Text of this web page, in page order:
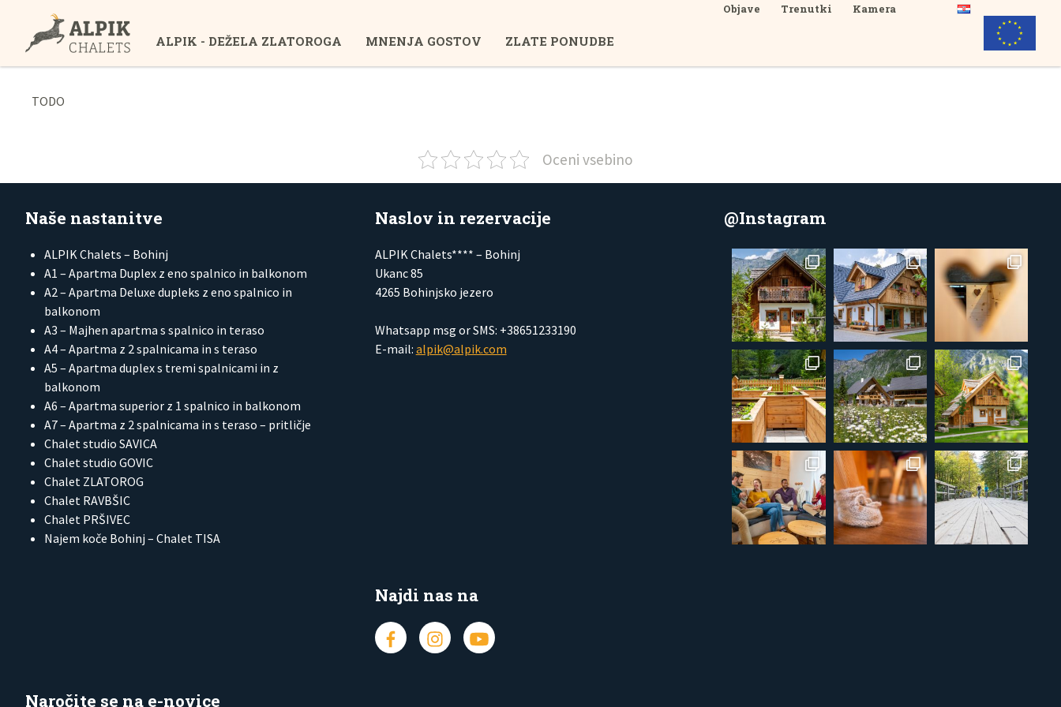
ALPIK - DEŽELA ZLATOROGA MNENJA GOSTOV ZLATE PONUDBE
Objave Trenutki Kamera
TODO
Oceni vsebino
Naše nastanitve
ALPIK Chalets – Bohinj
A1 – Apartma Duplex z eno spalnico in balkonom
A2 – Apartma Deluxe dupleks z eno spalnico in
balkonom
A3 – Majhen apartma s spalnico in teraso
A4 – Apartma z 2 spalnicama in s teraso
A5 – Apartma duplex s tremi spalnicami in z
balkonom
A6 – Apartma superior z 1 spalnico in balkonom
A7 – Apartma z 2 spalnicama in s teraso – pritličje
Chalet studio SAVICA
Chalet studio GOVIC
Chalet ZLATOROG
Chalet RAVBŠIC
Chalet PRŠIVEC
Najem koče Bohinj – Chalet TISA
Naslov in rezervacije
ALPIK Chalets**** – Bohinj
Ukanc 85
4265 Bohinjsko jezero
Whatsapp msg or SMS: +38651233190
E-mail: alpik@alpik.com
@Instagram
Najdi nas na
Naročite se na e-novice